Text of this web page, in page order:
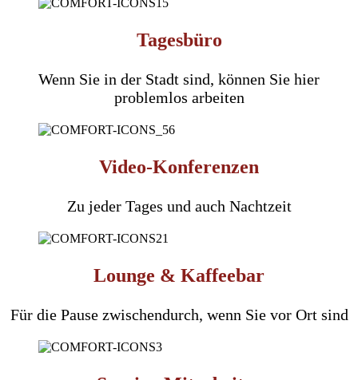
Tagesbüro
Wenn Sie in der Stadt sind, können Sie hier
problemlos arbeiten
Video-Konferenzen
Zu jeder Tages und auch Nachtzeit
Lounge & Kaffeebar
Für die Pause zwischendurch, wenn Sie vor Ort sind